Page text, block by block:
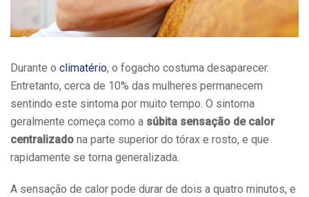
Durante o climatério, o fogacho costuma desaparecer.
Entretanto, cerca de 10% das mulheres permanecem
sentindo este sintoma por muito tempo. O sintoma
geralmente começa como a súbita sensação de calor
centralizado na parte superior do tórax e rosto, e que
rapidamente se torna generalizada.
A sensação de calor pode durar de dois a quatro minutos, e